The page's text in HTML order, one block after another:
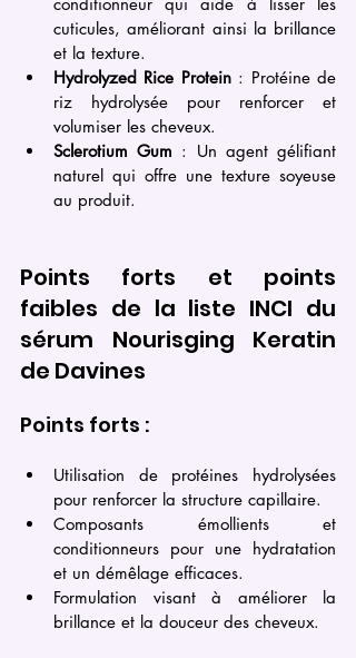
cuticules, améliorant ainsi la brillance
et la texture.
Hydrolyzed Rice Protein : Protéine de
riz hydrolysée pour renforcer et
volumiser les cheveux.
Sclerotium Gum : Un agent gélifiant
naturel qui offre une texture soyeuse
au produit.
Points forts et points
faibles de la liste INCI du
sérum Nourisging Keratin
de Davines
Points forts :
Utilisation de protéines hydrolysées
pour renforcer la structure capillaire.
Composants émollients et
conditionneurs pour une hydratation
et un démêlage efficaces.
Formulation visant à améliorer la
brillance et la douceur des cheveux.